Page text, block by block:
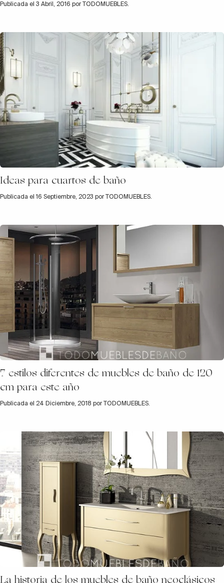
Publicada el 3 Abril, 2016 por TODOMUEBLES.
Ideas para cuartos de baño
Publicada el 16 Septiembre, 2023 por TODOMUEBLES.
7 estilos diferentes de muebles de baño de 120
cm para este año
Publicada el 24 Diciembre, 2018 por TODOMUEBLES.
La historia de los muebles de baño neoclásicos